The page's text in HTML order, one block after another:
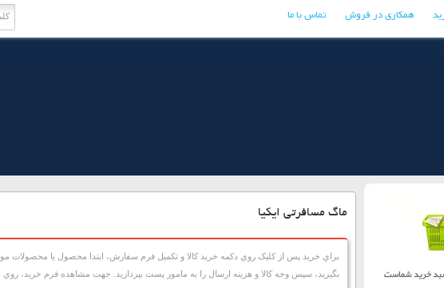
همکاری در فروش تماس با ما
ماگ مسافرتی ایکیا
براي خريد پس از کليک روي دکمه خريد کالا و تکميل فرم سفارش، ابتدا محصول يا محصولات
بگيريد، سپس وجه کالا و هزينه ارسال را به مامور پست بپردازيد. جهت مشاهده فرم خريد، روي